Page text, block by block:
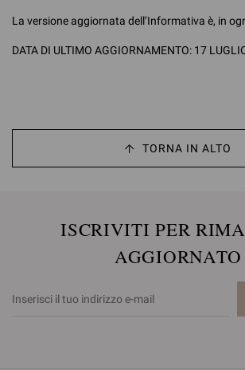
La versione aggiornata dell’Informativa è, in
DATA DI ULTIMO AGGIORNAMENTO: 17
TORNA IN ALTO
ISCRIVITI PER
AGGIORNATO